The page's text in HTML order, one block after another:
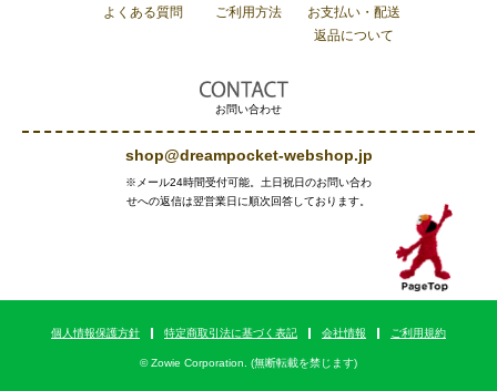
お問い合わせ
shop@dreampocket-webshop.jp
※メール24時間受付可能。土日祝日のお問い合わ
せへの返信は翌営業日に順次回答しております。
よくある質問 ご利用方法
お支払い・配送
返品について
個人情報保護方針 特定商取引法に基づく表記 会社情報 ご利用規約
© Zowie Corporation. (無断転載を禁じます)